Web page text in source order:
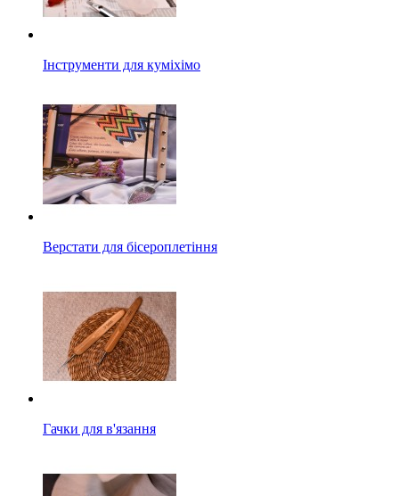
Інструменти для куміхімо
Верстати для бісероплетіння
Гачки для в'язання